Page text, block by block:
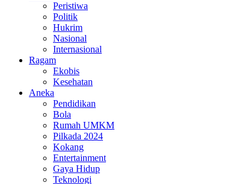
Peristiwa
Politik
Hukrim
Nasional
Internasional
Ragam
Ekobis
Kesehatan
Aneka
Pendidikan
Bola
Rumah UMKM
Pilkada 2024
Kokang
Entertainment
Gaya Hidup
Teknologi